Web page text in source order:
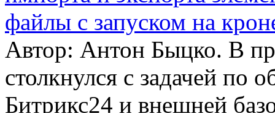
файлы с запуском на
Автор: Антон Быцко. В
столкнулся с задачей
Битрикс24 и внешней